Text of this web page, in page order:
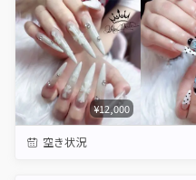
¥12,000
空き状況